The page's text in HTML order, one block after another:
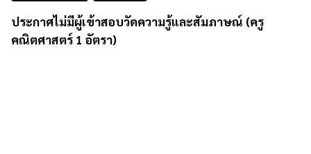
ประกาศไม่มีผู้เข้าสอบวัดความรู้และสัมภาษณ์ (ครู
คณิตศาสตร์ 1 อัตรา)